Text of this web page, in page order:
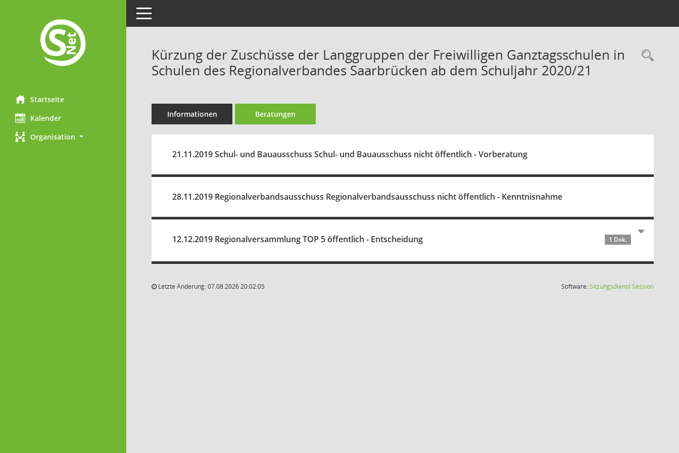
Startseite
Kalender
Organisation
Toggle navigation
Kürzung der Zuschüsse der Langgruppen der Freiwilligen Ganztagsschulen in
Schulen des Regionalverbandes Saarbrücken ab dem Schuljahr 2020/21
Informationen Beratungen
21.11.2019 Schul- und Bauausschuss Schul- und Bauausschuss nicht öffentlich - Vorberatung
28.11.2019 Regionalverbandsausschuss Regionalverbandsausschuss nicht öffentlich - Kenntnisnahme
12.12.2019 Regionalversammlung TOP 5 öffentlich - Entscheidung 1 Dok.
Letzte Änderung: 07.08.2026 20:02:05 Software:SitzungsdienstSession(Wird in